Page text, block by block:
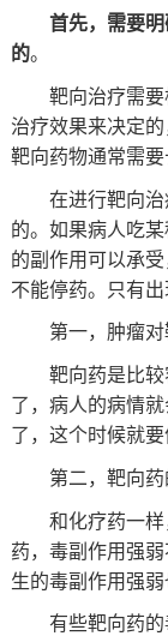
首先，需要
的。
靶向治疗需要
治疗效果来决定
靶向药物通常需要
在进行靶向治
的。如果病人吃
的副作用可以承
不能停药。只有
第一，肿瘤对
靶向药是比较
了，病人的病情
了，这个时候就
第二，靶向药
和化疗药一样
药，毒副作用强
生的毒副作用强弱
有些靶向药的